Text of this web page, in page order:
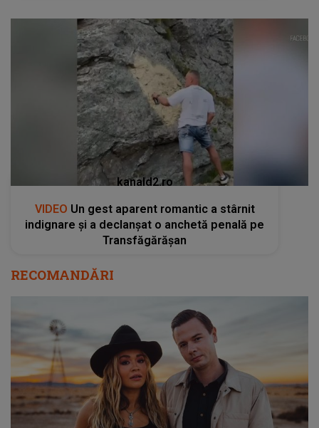
kanald2.ro
VIDEO Un gest aparent romantic a stârnit
indignare și a declanșat o anchetă penală pe
Transfăgărășan
RECOMANDĂRI